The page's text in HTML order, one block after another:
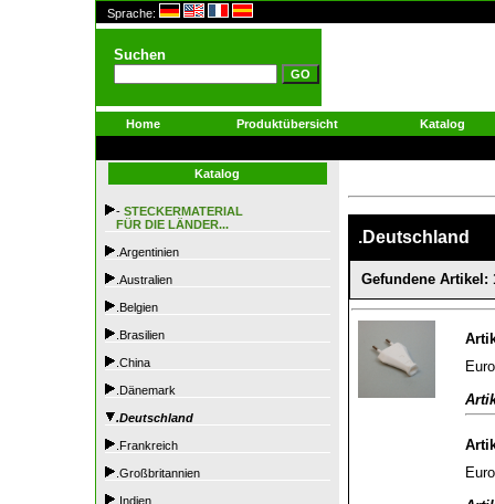
Sprache:
Suchen
Home Produktübersicht Katalog
Katalog
- STECKERMATERIAL
FÜR DIE LÄNDER...
.Argentinien
.Australien
.Belgien
.Brasilien
.China
.Dänemark
.Deutschland
.Frankreich
.Großbritannien
.Indien
.Deutschland
Gefundene Artikel: